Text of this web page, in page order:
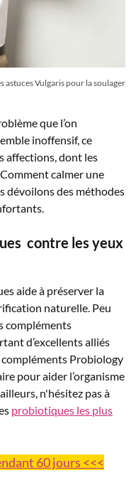
astuces Vulgaris pour la soulager
que l’on
inoffensif, ce
affections, dont les
calmer une
dévoilons des méthodes
contre les yeux
aide à préserver la
naturelle. Peu
compléments
d’excellents alliés
compléments Probiology
pour aider l’organisme
n'hésitez pas à
probiotiques les plus
60 jours <<<